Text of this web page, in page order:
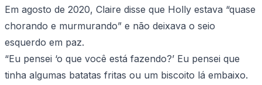
Em agosto de 2020, Claire disse que Holly estava “quase
chorando e murmurando” e não deixava o seio
esquerdo em paz.
“Eu pensei ‘o que você está fazendo?’ Eu pensei que
tinha algumas batatas fritas ou um biscoito lá embaixo.